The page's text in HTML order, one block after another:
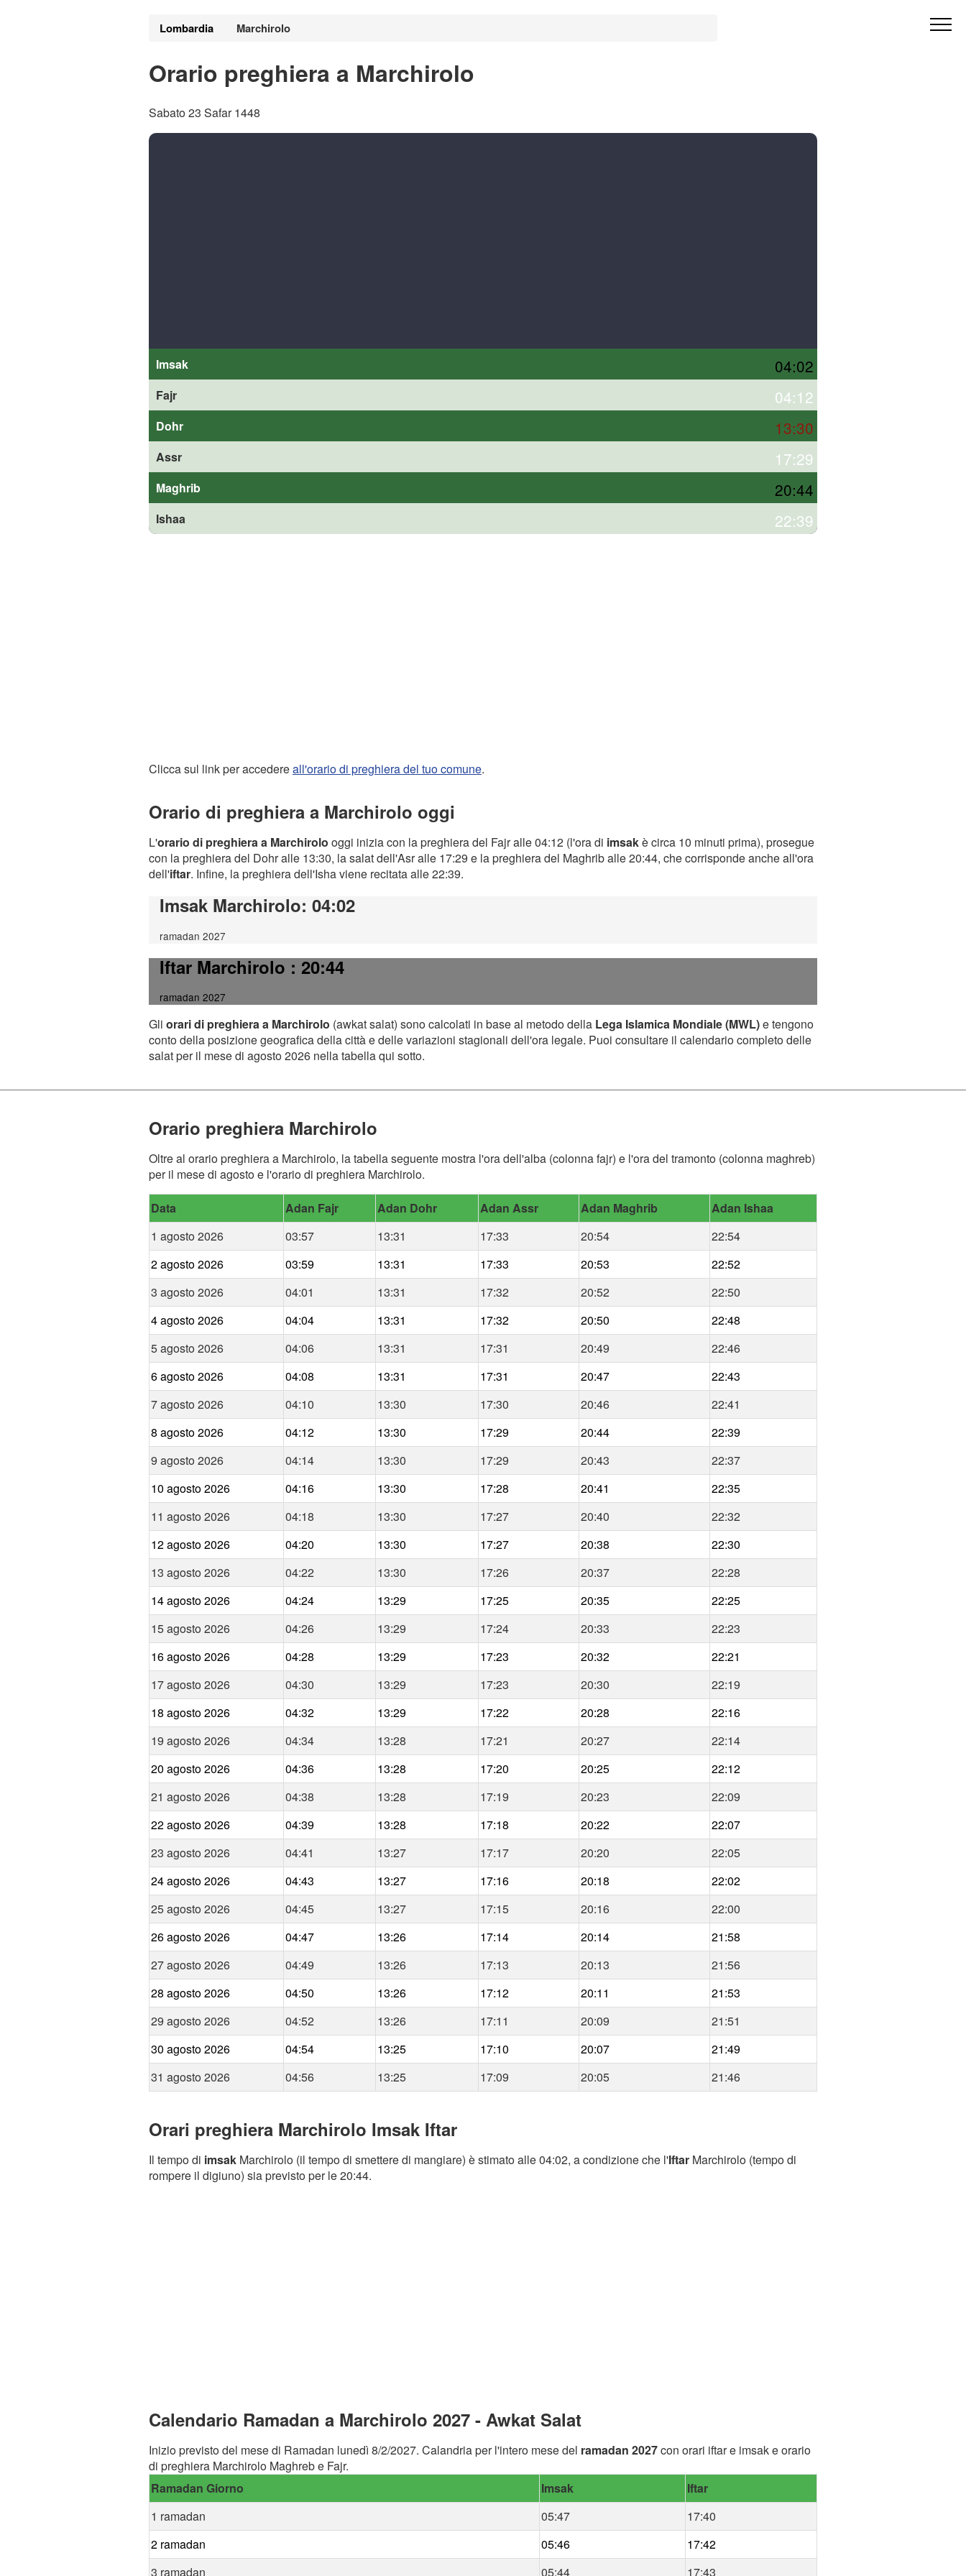
Lombardia Marchirolo
Orario preghiera a Marchirolo
Sabato 23 Safar 1448
Imsak 04:02
Fajr 04:12
Dohr 13:30
Assr 17:29
Maghrib 20:44
Ishaa 22:39
Clicca sul link per accedereall'orario di preghiera del tuo comune.
Orario di preghiera a Marchirolo oggi
L'orario di preghiera a Marchirolo oggi inizia con la preghiera del Fajr alle 04:12 (l'ora di imsakè circa 10 minuti prima), prosegue
con la preghiera del Dohr alle 13:30, la salat dell'Asr alle 17:29 e la preghiera del Maghrib alle 20:44, che corrisponde anche all'ora
dell'iftar. Infine, la preghiera dell'Isha viene recitata alle 22:39.
Imsak Marchirolo: 04:02
ramadan 2027
Iftar Marchirolo: 20:44
ramadan 2027
Gli orari di preghiera a Marchirolo (awkat salat) sono calcolati in base al metodo della Lega Islamica Mondiale (MWL)e tengono
conto della posizione geografica della città e delle variazioni stagionali dell'ora legale. Puoi consultare il calendario completo delle
salat per il mese di agosto 2026 nella tabella qui sotto.
Orario preghiera Marchirolo
Oltre al orario preghiera a Marchirolo, la tabella seguente mostra l'ora dell'alba (colonna fajr) e l'ora del tramonto (colonna maghreb)
per il mese di agosto e l'orario di preghiera Marchirolo.
Data Adan Fajr Adan Dohr Adan Assr Adan Maghrib
Adan Ishaa
1 agosto 2026
03:57 13:31 17:33 20:54
22:54
2 agosto 2026
03:59 13:31 17:33 20:53
22:52
3 agosto 2026
04:01 13:31 17:32 20:52
22:50
4 agosto 2026
04:04 13:31 17:32 20:50
22:48
5 agosto 2026
04:06 13:31 17:31 20:49
22:46
6 agosto 2026
04:08 13:31 17:31 20:47
22:43
7 agosto 2026
04:10 13:30 17:30 20:46
22:41
8 agosto 2026
04:12 13:30 17:29 20:44
22:39
9 agosto 2026
04:14 13:30 17:29 20:43
22:37
10 agosto 2026
04:16 13:30 17:28 20:41
22:35
11 agosto 2026
04:18 13:30 17:27 20:40
22:32
12 agosto 2026
04:20 13:30 17:27 20:38
22:30
13 agosto 2026
04:22 13:30 17:26 20:37
22:28
14 agosto 2026
04:24 13:29 17:25 20:35
22:25
15 agosto 2026
04:26 13:29 17:24 20:33
22:23
16 agosto 2026
04:28 13:29 17:23 20:32
22:21
17 agosto 2026
04:30 13:29 17:23 20:30
22:19
18 agosto 2026
04:32 13:29 17:22 20:28
22:16
19 agosto 2026
04:34 13:28 17:21 20:27
22:14
20 agosto 2026
04:36 13:28 17:20 20:25
22:12
21 agosto 2026
04:38 13:28 17:19 20:23
22:09
22 agosto 2026
04:39 13:28 17:18 20:22
22:07
23 agosto 2026
04:41 13:27 17:17 20:20
22:05
24 agosto 2026
04:43 13:27 17:16 20:18
22:02
25 agosto 2026
04:45 13:27 17:15 20:16
22:00
26 agosto 2026
04:47 13:26 17:14 20:14
21:58
27 agosto 2026
04:49 13:26 17:13 20:13
21:56
28 agosto 2026
04:50 13:26 17:12 20:11
21:53
29 agosto 2026
04:52 13:26 17:11 20:09
21:51
30 agosto 2026
04:54 13:25 17:10 20:07
21:49
31 agosto 2026
04:56 13:25 17:09 20:05 21:46
Orari preghiera Marchirolo Imsak Iftar
Il tempo di imsak Marchirolo (il tempo di smettere di mangiare) è stimato alle 04:02, a condizione che l'Iftar Marchirolo (tempo di
rompere il digiuno) sia previsto per le 20:44.
Calendario Ramadan a Marchirolo 2027 - Awkat Salat
Inizio previsto del mese di Ramadan lunedì 8/2/2027. Calandria per l'intero mese del ramadan 2027con orari iftar e imsak e orario
di preghiera Marchirolo Maghreb e Fajr.
Ramadan Giorno
Imsak
Iftar
1 ramadan
05:47
17:40
2 ramadan
05:46
17:42
3 ramadan
05:44 17:43